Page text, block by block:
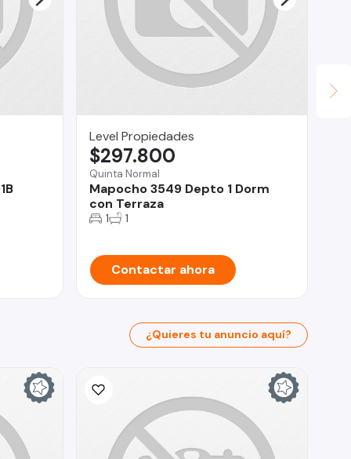
Level Propiedades
Quinta Normal
Mapocho 3549 Depto 1 Dorm
con Terraza
$297.800
1 1
Contactar ahora
¿Quieres tu anuncio aquí?